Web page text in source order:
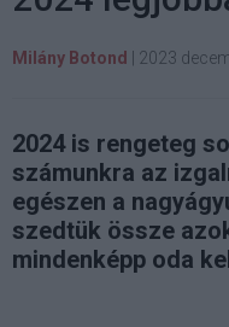
Milány Botond 2023
2024 is rengeteg
számunkra az
egészen a
szedtük össze
mindenképp oda